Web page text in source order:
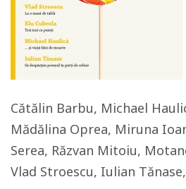
Cătălin Barbu, Michael
Mădălina Oprea, Miruna
Serea, Răzvan Mitoiu,
Vlad Stroescu, Iulian